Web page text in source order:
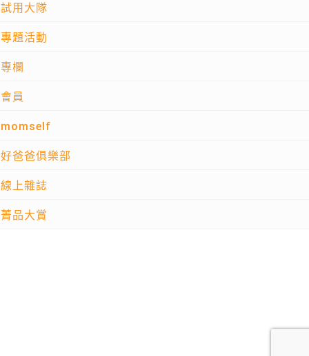
試用大隊
專題活動
專欄
會員
momself
好爸爸俱樂部
線上雜誌
菁品大賞